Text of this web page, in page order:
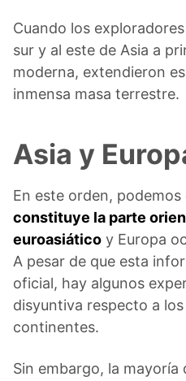
Cuando los
sur y al este de Asia a
moderna, extendieron
inmensa masa terrestre.
Asia y
En este orden,
constituye la parte
euroasiático y Europa
A pesar de que esta
oficial, hay algunos
disyuntiva respecto a
continentes.
Sin embargo, la mayoría